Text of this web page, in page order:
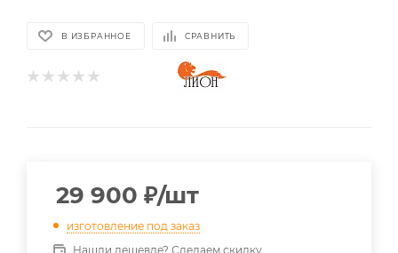
В ИЗБРАННОЕ СРАВНИТЬ
29 900 ₽/шт
изготовление под заказ
Нашли дешевле? Сделаем скидку